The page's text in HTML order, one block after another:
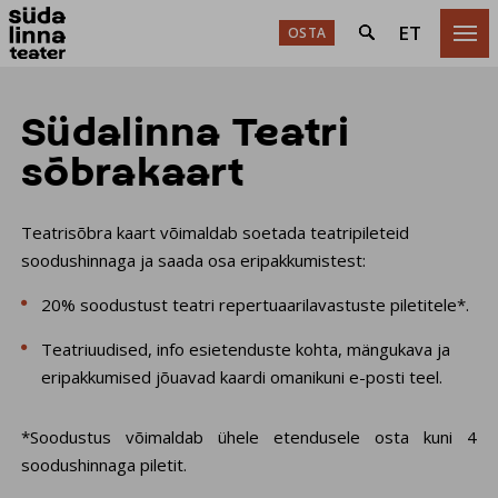
OSTA  ET
Südalinna Teatri
sõbrakaart
Teatrisõbra kaart võimaldab soetada teatripileteid
soodushinnaga ja saada osa eripakkumistest:
20% soodustust teatri repertuaarilavastuste piletitele*.
Teatriuudised, info esietenduste kohta, mängukava ja
eripakkumised jõuavad kaardi omanikuni e-posti teel.
*Soodustus võimaldab ühele etendusele osta kuni 4
soodushinnaga piletit.